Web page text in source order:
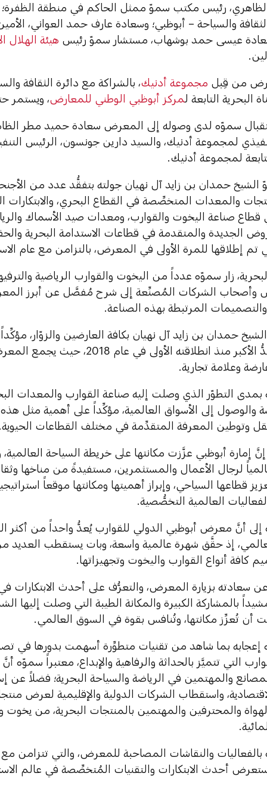
رئيس مكتب سموّ ممثل الحاكم في منطقة
والسياحة – أبوظبي؛ وسعادة عارف حمد العواني،
عيسى حمد بوشهاب، مستشار سموّ رئيس هيئة الهلال
من قِبل مجموعة أدنيك، بالشراكة مع دائرة الثقافة
البحرية التابعة لمركز أبوظبي الوطني للمعارض، ويستمر حتى 12
سموّه لدى وصوله إلى المعرض سعادة حميد مطر
لمجموعة أدنيك، والسيد دارين جونسون، الرئيس
لمجموعة أدنيك.
حمدان بن زايد آل نهيان جولته بتفقُّد عدد من
والمعدات المتخصِّصة في القطاع البحري، والابتكارات
صناعة اليخوت والقوارب، ومعدات صيد الأسماك
الجديدة والمتقدمة في قطاعات الاستدامة البحرية
تم إطلاقها للمرة الأولى في المعرض، بالتزامن مع عام
زار سموّه عدداً من اليخوت والقوارب الرياضية
وأصحاب الشركات المُصنِّعة إلى شرح مُفصَّل عن أبرز
المرتبطة بهذه الصناعة.
حمدان بن زايد آل نهيان بكافة العارضين والزوّار،
التطوّر الذي وصلت إليه صناعة القوارب والمعدات
والوصول إلى الأسواق العالمية، مؤكِّداً على أهمية مثل
وتوطين المعرفة المتقدِّمة في مختلف القطاعات
إمارة أبوظبي عزَّزت مكانتها على خريطة السياحة
لرجال الأعمال والمستثمرين، مستفيدةً من مناخها
قطاعها السياحي، وإبراز أهميتها ومكانتها موقعاً
العالمية التخصُّصية.
أنَّ معرض أبوظبي الدولي للقوارب يُعدُّ واحداً من أكثر
إذ حقَّق شهرة عالمية واسعة، وبات يستقطب
كافة أنواع القوارب واليخوت وتجهيزاتها.
سعادته بزيارة المعرض، والتعرُّف على أحدث الابتكارات في
بالمشاركة الكبيرة والمكانة الطيبة التي وصلت إليها
أن تُعزِّز مكانتها، وتُنافس بقوة في السوق العالمي.
إعجابه بما شاهد من تقنيات متطوِّرة أسهمت بدورها في
التي تتميَّز بالحداثة والرفاهية والإبداع، معتبراً
والمهتمين في الرياضة والسياحة البحرية؛ فضلاً عن
واستقطاب الشركات الدولية والإقليمية لعرض
والمحترفين والمهتمين بالمنتجات البحرية، من
والنقاشات المصاحبة للمعرض، والتي تتزامن
أحدث الابتكارات والتقنيات المُتخصِّصة في عالم